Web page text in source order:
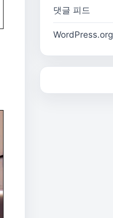
댓글 피드
WordPress.org